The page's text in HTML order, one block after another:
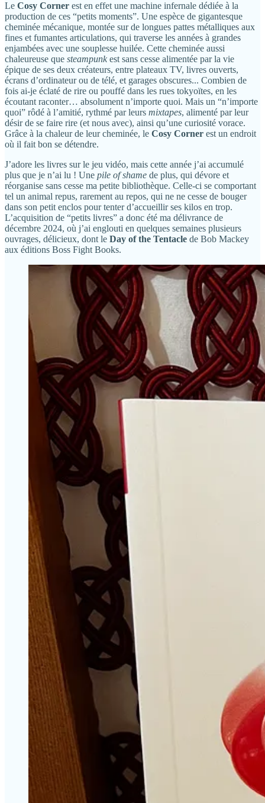
Le Cosy Corner est en effet une machine infernale dédiée à la
production de ces “petits moments”. Une espèce de gigantesque
cheminée mécanique, montée sur de longues pattes métalliques aux
fines et fumantes articulations, qui traverse les années à grandes
enjambées avec une souplesse huilée. Cette cheminée aussi
chaleureuse que steampunk est sans cesse alimentée par la vie
épique de ses deux créateurs, entre plateaux TV, livres ouverts,
écrans d’ordinateur ou de télé, et garages obscures... Combien de
fois ai-je éclaté de rire ou pouffé dans les rues tokyoïtes, en les
écoutant raconter… absolument n’importe quoi. Mais un “n’importe
quoi” rôdé à l’amitié, rythmé par leurs mixtapes, alimenté par leur
désir de se faire rire (et nous avec), ainsi qu’une curiosité vorace.
Grâce à la chaleur de leur cheminée, le Cosy Corner est un endroit
où il fait bon se détendre.
J’adore les livres sur le jeu vidéo, mais cette année j’ai accumulé
plus que je n’ai lu ! Une pile of shame de plus, qui dévore et
réorganise sans cesse ma petite bibliothèque. Celle-ci se comportant
tel un animal repus, rarement au repos, qui ne ne cesse de bouger
dans son petit enclos pour tenter d’accueillir ses kilos en trop.
L’acquisition de “petits livres” a donc été ma délivrance de
décembre 2024, où j’ai englouti en quelques semaines plusieurs
ouvrages, délicieux, dont le Day of the Tentacle de Bob Mackey
aux éditions Boss Fight Books.